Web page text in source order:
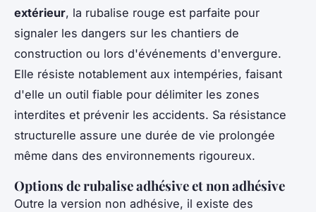
extérieur, la rubalise rouge est parfaite pour
signaler les dangers sur les chantiers de
construction ou lors d'événements d'envergure.
Elle résiste notablement aux intempéries, faisant
d'elle un outil fiable pour délimiter les zones
interdites et prévenir les accidents. Sa résistance
structurelle assure une durée de vie prolongée
même dans des environnements rigoureux.
Options de rubalise adhésive et non adhésive
Outre la version non adhésive, il existe des